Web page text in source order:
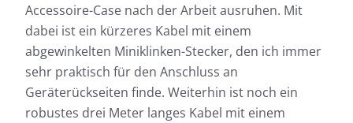
Accessoire-Case nach der Arbeit ausruhen. Mit
dabei ist ein kürzeres Kabel mit einem
abgewinkelten Miniklinken-Stecker, den ich immer
sehr praktisch für den Anschluss an
Geräterückseiten finde. Weiterhin ist noch ein
robustes drei Meter langes Kabel mit einem